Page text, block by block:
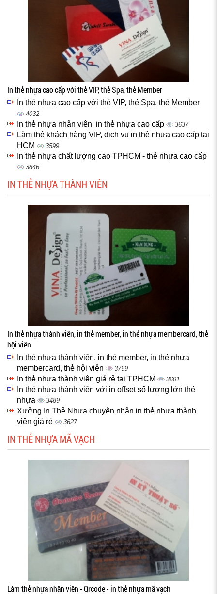
In thẻ nhựa cao cấp với thẻ VIP, thẻ Spa, thẻ Member
In thẻ nhựa cao cấp với thẻ VIP, thẻ Spa, thẻ Member
4032
In thẻ nhựa nhân viên, in thẻ nhựa cao cấp 3637
Làm thẻ khách hàng VIP, dịch vụ in thẻ nhựa cao cấp tại
HCM
3599
In thẻ nhựa chất lượng cao TPHCM - thẻ nhựa cao cấp
3846
IN THẺ NHỰA THÀNH VIÊN
In thẻ nhựa thành viên, in thẻ member, in thẻ nhựa membercard, thẻ
hội viên
In thẻ nhựa thành viên, in thẻ member, in thẻ nhựa
membercard, thẻ hội viên
3799
In thẻ nhựa thành viên giá rẻ tại TPHCM 3691
In thẻ nhựa thành viên với in offset số lượng lớn thẻ
nhựa
3489
Xưởng In Thẻ Nhựa chuyên nhận in thẻ nhựa thành
viên giá rẻ
3627
IN THẺ NHỰA MÃ VẠCH
Làm thẻ nhựa nhân viên - Qrcode - in thẻ nhựa mã vạch